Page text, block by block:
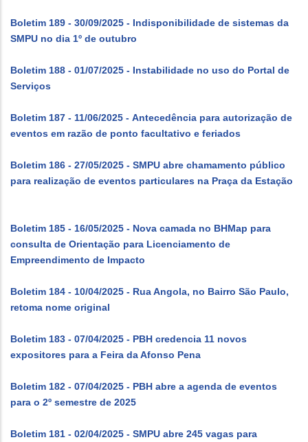
Boletim 189 - 30/09/2025 - Indisponibilidade de sistemas da
SMPU no dia 1º de outubro
Boletim 188 - 01/07/2025 - Instabilidade no uso do Portal de
Serviços
Boletim 187 - 11/06/2025 - Antecedência para autorização de
eventos em razão de ponto facultativo e feriados
Boletim 186 - 27/05/2025 - SMPU abre chamamento público
para realização de eventos particulares na Praça da Estação
Boletim 185 - 16/05/2025 - Nova camada no BHMap para
consulta de Orientação para Licenciamento de
Empreendimento de Impacto
Boletim 184 - 10/04/2025 - Rua Angola, no Bairro São Paulo,
retoma nome original
Boletim 183 - 07/04/2025 - PBH credencia 11 novos
expositores para a Feira da Afonso Pena
Boletim 182 - 07/04/2025 - PBH abre a agenda de eventos
para o 2º semestre de 2025
Boletim 181 - 02/04/2025 - SMPU abre 245 vagas para